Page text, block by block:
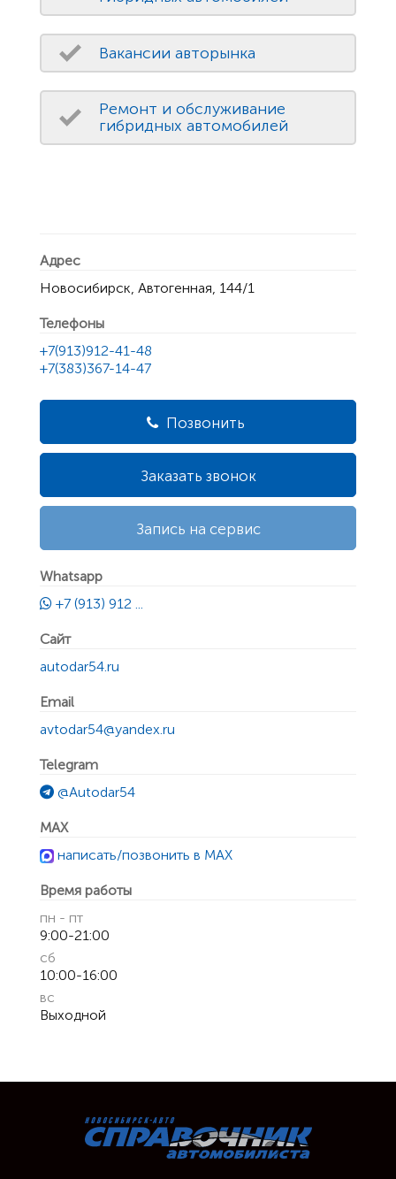
Вакансии авторынка
Ремонт и обслуживание
гибридных автомобилей
Адрес
Новосибирск, Автогенная, 144/1
Телефоны
+7(913)912-41-48
+7(383)367-14-47
Позвонить
Заказать звонок
Запись на сервис
Whatsapp
+7 (913) 912 ...
Сайт
autodar54.ru
Email
avtodar54@yandex.ru
Telegram
@Autodar54
MAX
написать/позвонить в MAX
Время работы
пн - пт
9:00-21:00
сб
10:00-16:00
вс
Выходной